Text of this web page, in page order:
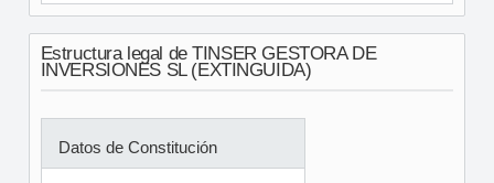
Estructura legal de TINSER GESTORA DE
INVERSIONES SL (EXTINGUIDA)
Datos de Constitución